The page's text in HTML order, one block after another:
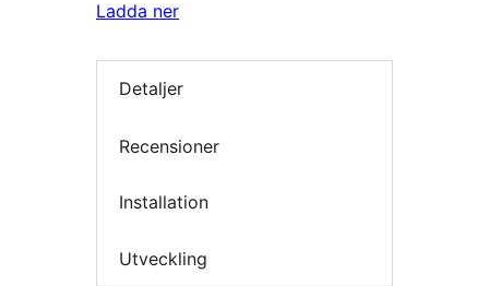
Ladda ner
Detaljer
Recensioner
Installation
Utveckling